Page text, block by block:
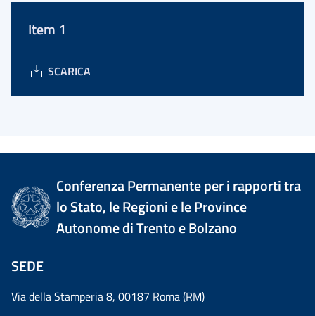
Item 1
SCARICA
Conferenza Permanente per i rapporti tra
lo Stato, le Regioni e le Province
Autonome di Trento e Bolzano
SEDE
Via della Stamperia 8, 00187 Roma (RM)